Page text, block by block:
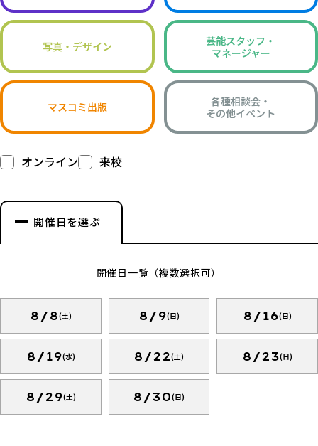
写真・デザイン
芸能スタッフ・
マネージャー
マスコミ出版
各種相談会・
その他イベント
オンライン 来校
開催日を選ぶ
開催日一覧（複数選択可）
8/8(土) 8/9(日) 8/16(日)
8/19(水) 8/22(土) 8/23(日)
8/29(土) 8/30(日)